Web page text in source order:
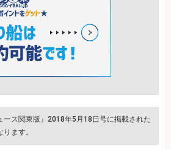
ース関東版』2018年5月18日号に掲載された
ます。